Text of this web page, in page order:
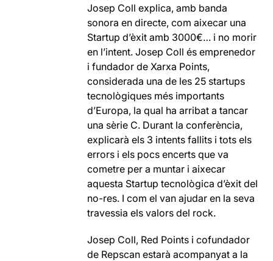
Josep Coll explica, amb banda
sonora en directe, com aixecar una
Startup d’èxit amb 3000€… i no morir
en l’intent. Josep Coll és emprenedor
i fundador de Xarxa Points,
considerada una de les 25 startups
tecnològiques més importants
d’Europa, la qual ha arribat a tancar
una sèrie C. Durant la conferència,
explicarà els 3 intents fallits i tots els
errors i els pocs encerts que va
cometre per a muntar i aixecar
aquesta Startup tecnològica d’èxit del
no-res. I com el van ajudar en la seva
travessia els valors del rock.
Josep Coll, Red Points i cofundador
de Repscan estarà acompanyat a la